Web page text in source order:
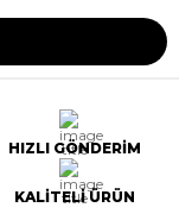
HIZLI GÖNDERİM
KALİTELİ ÜRÜN